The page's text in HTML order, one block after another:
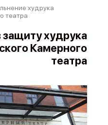
худрука
театра
худрука
Камерного
театра